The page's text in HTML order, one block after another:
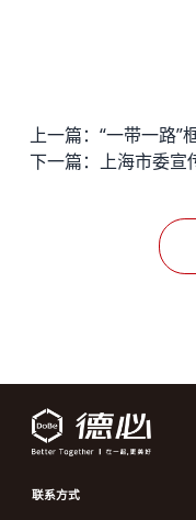
上一篇：
下一篇：
联系方式